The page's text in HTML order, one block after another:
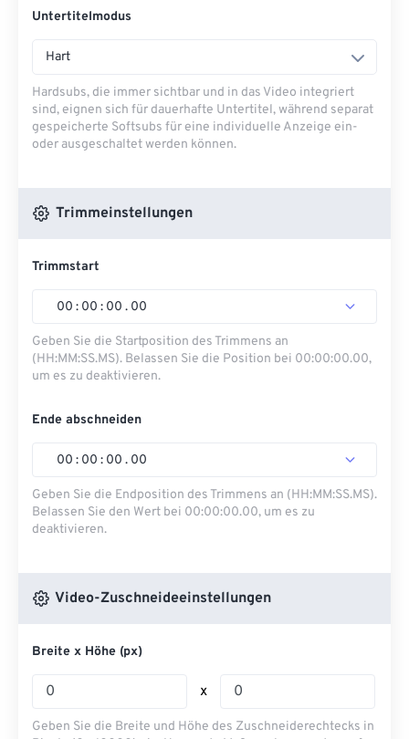
Untertitelmodus
Hart
Hardsubs, die immer sichtbar und in das Video integriert
sind, eignen sich für dauerhafte Untertitel, während separat
gespeicherte Softsubs für eine individuelle Anzeige ein-
oder ausgeschaltet werden können.
Trimmeinstellungen
Trimmstart
00 : 00 : 00 . 00
Geben Sie die Startposition des Trimmens an
(HH:MM:SS.MS). Belassen Sie die Position bei 00:00:00.00,
um es zu deaktivieren.
Ende abschneiden
00 : 00 : 00 . 00
Geben Sie die Endposition des Trimmens an (HH:MM:SS.MS).
Belassen Sie den Wert bei 00:00:00.00, um es zu
deaktivieren.
Video-Zuschneideeinstellungen
Breite x Höhe (px)
x
Geben Sie die Breite und Höhe des Zuschneiderechtecks ​​in